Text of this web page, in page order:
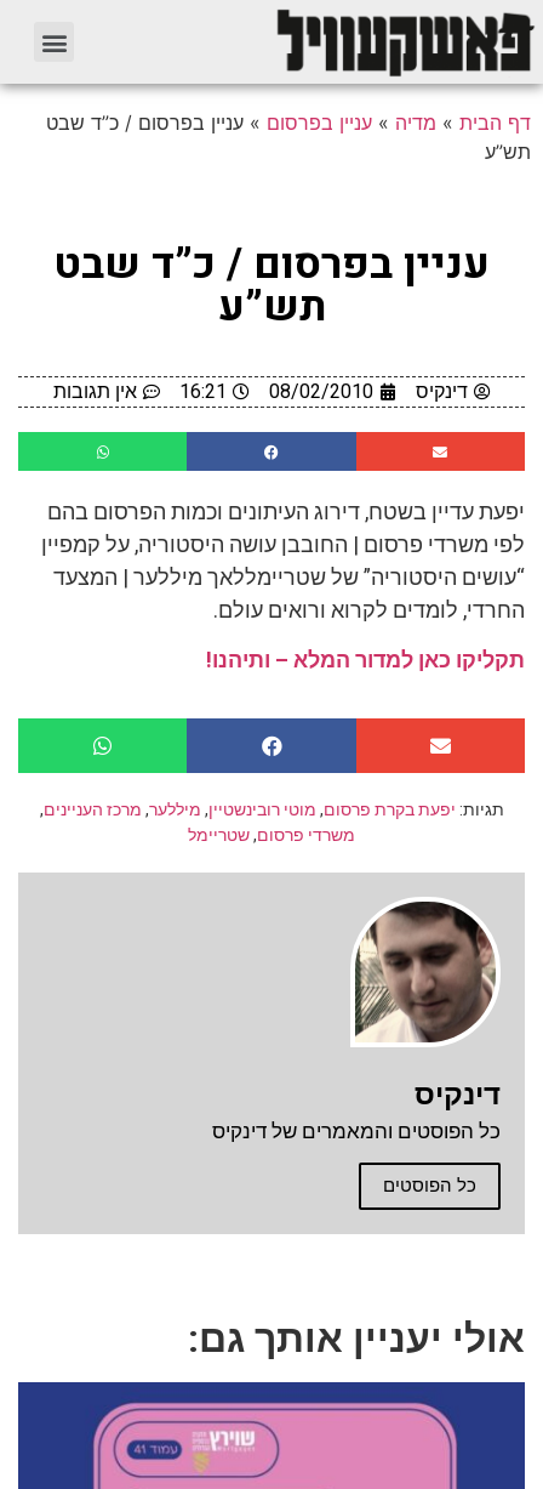
דף הבית » מדיה » עניין בפרסום » עניין בפרסום / כ”ד שבט
תש”ע
עניין בפרסום / כ”ד שבט
תש”ע
דינקיס 08/02/2010
16:21 אין תגובות
יפעת עדיין בשטח, דירוג העיתונים וכמות הפרסום בהם
לפי משרדי פרסום | החובבן עושה היסטוריה, על קמפיין
“עושים היסטוריה” של שטריימללאך מיללער | המצעד
החרדי, לומדים לקרוא ורואים עולם.
תקליקו כאן למדור המלא – ותיהנו!
תגיות: יפעת בקרת פרסום, מוטי רובינשטיין, מיללער, מרכז העניינים,
משרדי פרסום,שטריימל
דינקיס
כל הפוסטים והמאמרים של דינקיס
כל הפוסטים
אולי יעניין אותך גם: